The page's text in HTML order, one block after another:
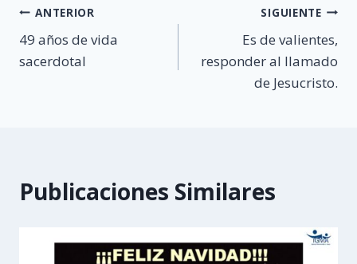
Navegación
de
ANTERIOR
49 años de vida
sacerdotal
SIGUIENTE
Es de valientes,
responder al llamado
de Jesucristo.
Publicaciones Similares